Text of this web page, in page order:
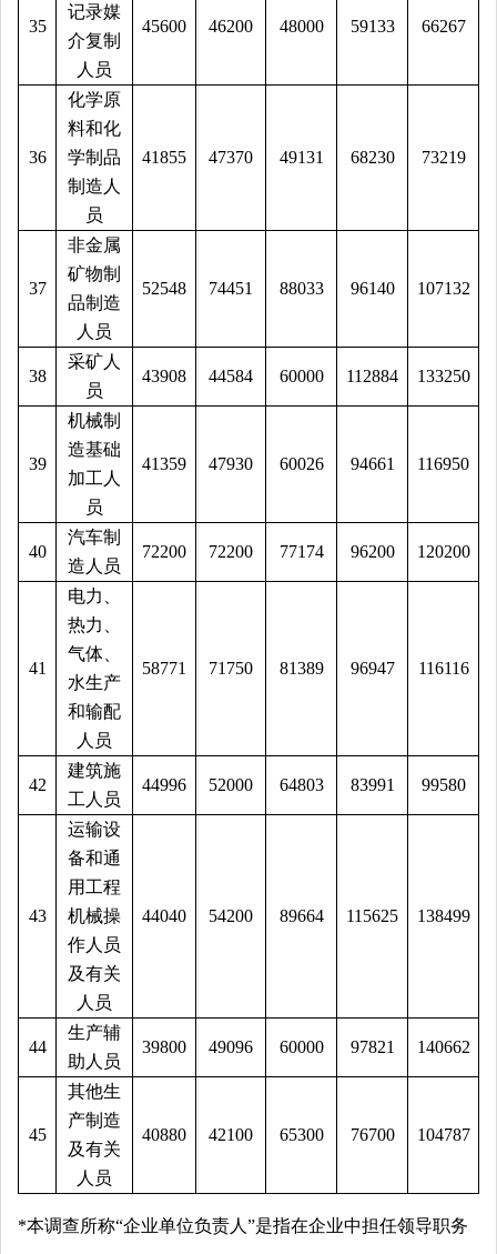
35
记录媒
介复制
人员
45600 46200 48000 59133 66267
36
化学原
料和化
学制品
制造人
员
41855 47370 49131 68230 73219
37
非金属
矿物制
品制造
人员
52548 74451 88033 96140 107132
38
采矿人
员
43908 44584 60000 112884 133250
39
机械制
造基础
加工人
员
41359 47930 60026 94661 116950
40
汽车制
造人员
72200 72200 77174 96200 120200
41
电力、
热力、
气体、
水生产
和输配
人员
58771 71750 81389 96947 116116
42
建筑施
工人员
44996 52000 64803 83991 99580
43
运输设
备和通
用工程
机械操
作人员
及有关
人员
44040 54200 89664 115625 138499
44
生产辅
助人员
39800 49096 60000 97821 140662
45
其他生
产制造
及有关
人员
40880 42100 65300 76700 104787
*本调查所称“企业单位负责人”是指在企业中担任领导职务